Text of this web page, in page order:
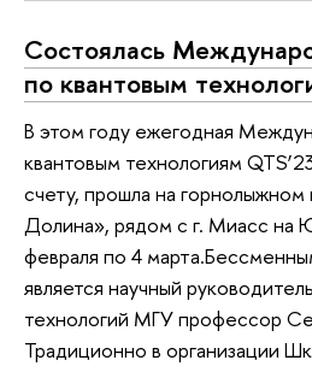
Состоялась
по квантовым
В этом году ежегодная
квантовым технологиям
счету, прошла на
Долина», рядом с г. Миасс на
февраля по 4
является научный
технологий МГУ профессор
Традиционно в организации